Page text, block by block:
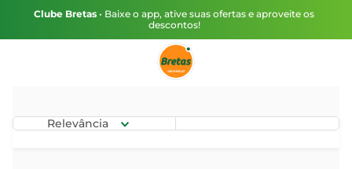
Clube Bretas • Baixe o app, ative suas ofertas e aproveite os
descontos!
Relevância